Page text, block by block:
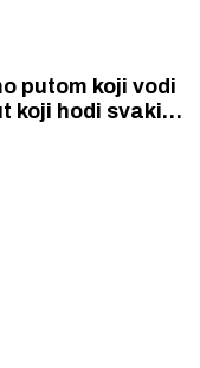
koji hodi svaki